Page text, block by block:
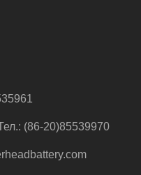
(86-20)85539970